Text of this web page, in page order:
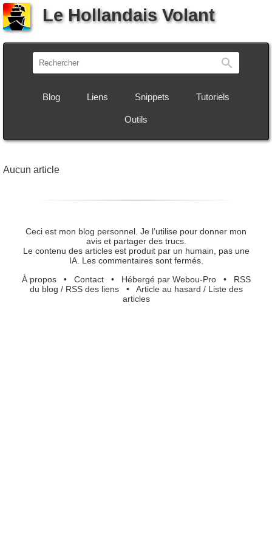
Le Hollandais Volant
Blog Liens Snippets Tutoriels
Outils
Aucun article
Ceci est mon blog personnel. Je l’utilise pour donner mon
avis et partager des trucs.
Le contenu des articles est produit par un humain, pas une
IA. Les commentaires sont fermés.
À propos• Contact• Hébergé par Webou-Pro• RSS
du blog / RSS des liens• Article au hasard / Liste des
articles